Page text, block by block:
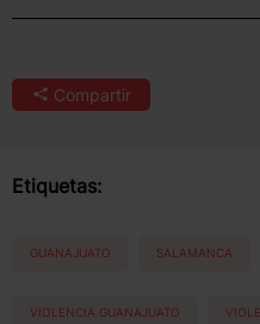
Compartir
Etiquetas:
GUANAJUATO SALAMANCA
VIOLENCIA GUANAJUATO